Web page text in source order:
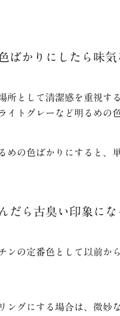
ばかりにしたら味
所として清潔感を重視す
イトグレーなど明るめの
めの色ばかりにすると、
だら古臭い印象にな
ンの定番色として以前か
ングにする場合は、微妙